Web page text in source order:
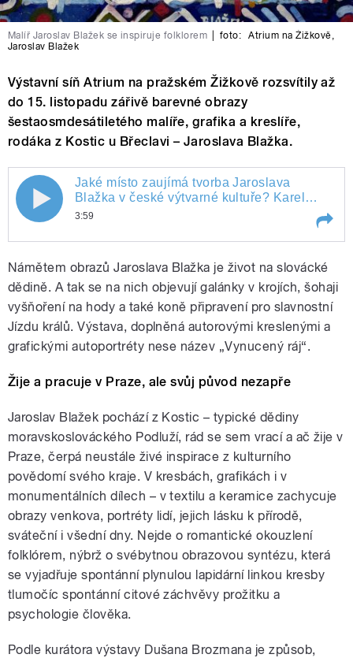
Malíř Jaroslav Blažek se inspiruje folklorem foto: Atrium na Žižkově
Jaroslav Blažek
Výstavní síň Atrium na pražském Žižkově rozsvítily až
do 15. listopadu zářivě barevné obrazy
šestaosmdesátiletého malíře, grafika a kreslíře,
rodáka z Kostic u Břeclavi – Jaroslava Blažka.
Jaké místo zaujímá tvorba Jaroslava
Blažka v české výtvarné kultuře? Karel
Oujezdský se ptal kurátora výstavy
Dušana Brozmana.
pause
Jaké místo zaujímá tvorba Jaroslava
Blažka v české výtvarné kultuře? Karel
Oujezdský se ptal kurátora výstavy Dušana
3:59
Blažka v české výtvarné kultuře? Karel
Oujezdský se ptal kurátora výstavy
Dušana Brozmana.
Námětem obrazů Jaroslava Blažka je život na slovácké
dědině. A tak se na nich objevují galánky v krojích, šohaji
vyšňoření na hody a také koně připravení pro slavnostní
Jízdu králů. Výstava, doplněná autorovými kreslenými a
grafickými autoportréty nese název „Vynucený ráj“.
Žije a pracuje v Praze, ale svůj původ nezapře
Jaroslav Blažek pochází z Kostic – typické dědiny
moravskoslováckého Podluží, rád se sem vrací a ač žije v
Praze, čerpá neustále živé inspirace z kulturního
povědomí svého kraje. V kresbách, grafikách i v
monumentálních dílech – v textilu a keramice zachycuje
obrazy venkova, portréty lidí, jejich lásku k přírodě,
sváteční i všední dny. Nejde o romantické okouzlení
folklórem, nýbrž o svébytnou obrazovou syntézu, která
se vyjadřuje spontánní plynulou lapidární linkou kresby
tlumočíc spontánní citové záchvěvy prožitku a
psychologie člověka.
Podle kurátora výstavy Dušana Brozmana je způsob,